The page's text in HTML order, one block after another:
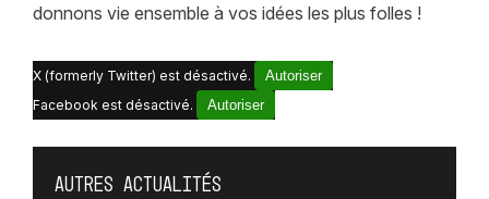
donnons vie ensemble à vos idées les plus folles !
X (formerly Twitter) est désactivé.
Autoriser
Facebook est désactivé.
Autoriser
Autres actualités